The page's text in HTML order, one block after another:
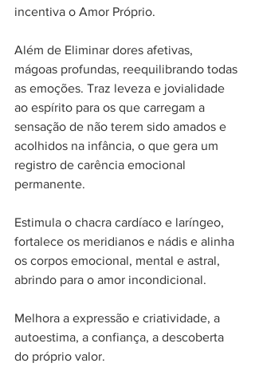
incentiva o Amor Próprio.
Além de Eliminar dores afetivas,
mágoas profundas, reequilibrando todas
as emoções. Traz leveza e jovialidade
ao espírito para os que carregam a
sensação de não terem sido amados e
acolhidos na infância, o que gera um
registro de carência emocional
permanente.
Estimula o chacra cardíaco e laríngeo,
fortalece os meridianos e nádis e alinha
os corpos emocional, mental e astral,
abrindo para o amor incondicional.
Melhora a expressão e criatividade, a
autoestima, a confiança, a descoberta
do próprio valor.